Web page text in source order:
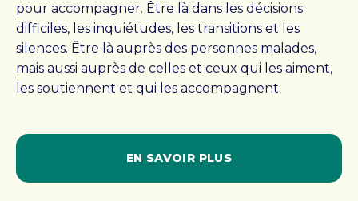
Mission, vision et valeurs
Colloque Pallia-Vie 2026
Équipe
Conseil d’administration
pour accompagner. Être là dans les décisions
difficiles, les inquiétudes, les transitions et les
silences. Être là auprès des personnes malades,
mais aussi auprès de celles et ceux qui les aiment,
les soutiennent et qui les accompagnent.
EN SAVOIR PLUS